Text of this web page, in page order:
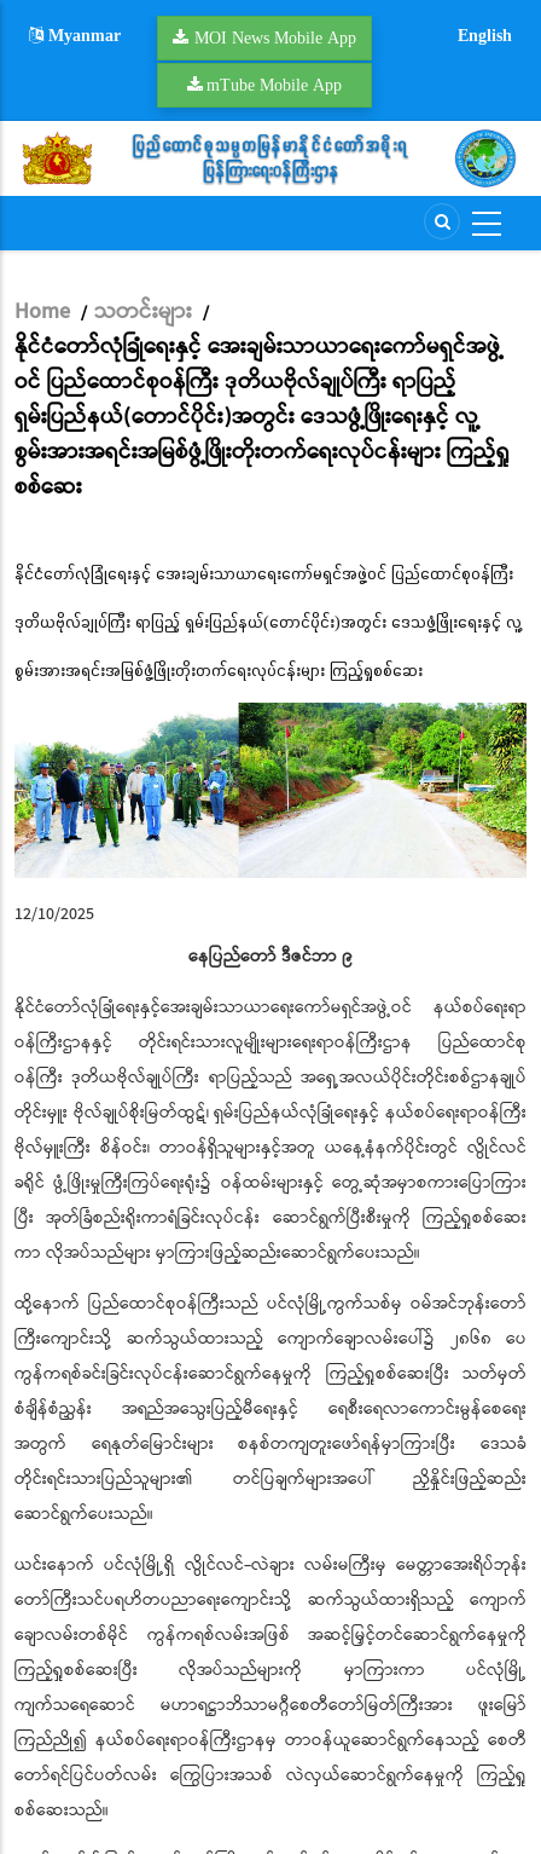
Myanmar MOI News Mobile App
mTube Mobile App
English
Breadcrumb
Home / သတင်းများ /
နိုင်ငံတော်လုံခြုံရေးနှင့် အေးချမ်းသာယာရေးကော်မရှင်အဖွဲ့
ဝင် ပြည်ထောင်စုဝန်ကြီး ဒုတိယဗိုလ်ချုပ်ကြီး ရာပြည့်
ရှမ်းပြည်နယ်(တောင်ပိုင်း)အတွင်း ဒေသဖွံ့ဖြိုးရေးနှင့် လူ့
စွမ်းအားအရင်းအမြစ်ဖွံ့ဖြိုးတိုးတက်‌ရေးလုပ်ငန်းများ ကြည့်ရှု
စစ်ဆေး
နိုင်ငံတော်လုံခြုံရေးနှင့် အေးချမ်းသာယာရေးကော်မရှင်အဖွဲ့ဝင် ပြည်ထောင်စုဝန်ကြီး
ဒုတိယဗိုလ်ချုပ်ကြီး ရာပြည့် ရှမ်းပြည်နယ်(တောင်ပိုင်း)အတွင်း ဒေသဖွံ့ဖြိုးရေးနှင့် လူ့
စွမ်းအားအရင်းအမြစ်ဖွံ့ဖြိုးတိုးတက်‌ရေးလုပ်ငန်းများ ကြည့်ရှုစစ်ဆေး
12/10/2025
နေပြည်တော် ဒီဇင်ဘာ ၉
နိုင်ငံတော်လုံခြုံရေးနှင့်အေးချမ်းသာယာရေးကော်မရှင်အဖွဲ့ဝင် နယ်စပ်ရေးရာ
ဝန်ကြီးဌာနနှင့် တိုင်းရင်းသားလူမျိုးများရေးရာဝန်ကြီးဌာန ပြည်ထောင်စု
ဝန်ကြီး ဒုတိယဗိုလ်ချုပ်ကြီး ရာပြည့်သည် အရှေ့အလယ်ပိုင်းတိုင်းစစ်ဌာနချုပ်
တိုင်းမှူး ဗိုလ်ချုပ်စိုးမြတ်ထွဋ်၊ ရှမ်းပြည်နယ်လုံခြုံရေးနှင့် နယ်စပ်ရေးရာဝန်ကြီး
ဗိုလ်မှူးကြီး စိန်ဝင်း၊ တာဝန်ရှိသူများနှင့်အတူ ယနေ့နံနက်ပိုင်းတွင် လွိုင်လင်
ခရိုင် ဖွံ့ဖြိုးမှုကြီးကြပ်ရေးရုံး၌ ဝန်ထမ်းများနှင့် တွေ့ဆုံအမှာစကားပြောကြား
ပြီး အုတ်ခြံစည်းရိုးကာရံခြင်းလုပ်ငန်း ဆောင်ရွက်ပြီးစီးမှုကို ကြည့်ရှုစစ်ဆေး
ကာ လိုအပ်သည်များ မှာကြားဖြည့်ဆည်းဆောင်ရွက်‌ပေးသည်။
ထို့နောက် ပြည်ထောင်စုဝန်ကြီးသည် ပင်လုံမြို့ကွက်သစ်မှ ဝမ်အင်ဘုန်းတော်
ကြီးကျောင်းသို့ ဆက်သွယ်ထားသည့် ကျောက်ချောလမ်းပေါ်၌ ၂၈၆၈ ပေ
ကွန်ကရစ်ခင်းခြင်းလုပ်ငန်းဆောင်ရွက်နေမှုကို ကြည့်ရှုစစ်ဆေးပြီး သတ်မှတ်
စံချိန်စံညွှန်း အရည်အသွေးပြည့်မီရေးနှင့် ရေစီးရေလာကောင်းမွန်စေရေး
အတွက် ရေနုတ်မြောင်းများ စနစ်တကျတူးဖော်ရန်မှာကြားပြီး ဒေသခံ
တိုင်းရင်းသားပြည်သူများ၏ တင်ပြချက်များအပေါ် ညှိနှိုင်းဖြည့်ဆည်း
ဆောင်ရွက်ပေးသည်။
ယင်းနောက် ပင်လုံမြို့ရှိ လွိုင်လင်-လဲချား လမ်းမကြီးမှ မေတ္တာအေးရိပ်ဘုန်း
တော်ကြီးသင်ပရဟိတပညာရေးကျောင်းသို့ ဆက်သွယ်ထားရှိသည့် ကျောက်
ချောလမ်းတစ်မိုင် ကွန်ကရစ်လမ်းအဖြစ် အဆင့်မြှင့်တင်ဆောင်ရွက်နေမှုကို
ကြည့်ရှုစစ်ဆေးပြီး လိုအပ်သည်များကို မှာကြားကာ ပင်လုံမြို့
ကျက်သရေဆောင် မဟာရဋ္ဌာဘိသာမဂ္ဂီစေတီတော်မြတ်ကြီးအား ဖူးမြော်
ကြည်ညို၍ နယ်စပ်ရေးရာဝန်ကြီးဌာနမှ တာဝန်ယူဆောင်ရွက်နေသည့် စေတီ
တော်ရင်ပြင်ပတ်လမ်း ကြွေပြားအသစ် လဲလှယ်ဆောင်ရွက်နေမှုကို ကြည့်ရှု
စစ်ဆေးသည်။